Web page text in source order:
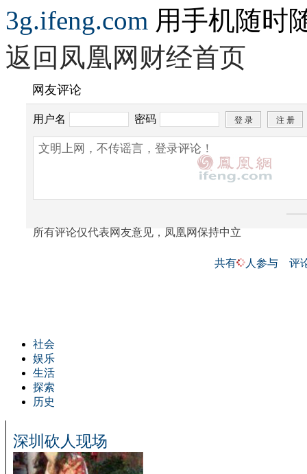
3g.ifeng.com 用手机随时
返回凤凰网财经首页
网友评论
用户名 密码
所有评论仅代表网友意见，凤凰网保持中立
共有 人参与 评
社会
娱乐
生活
探索
历史
深圳砍人现场